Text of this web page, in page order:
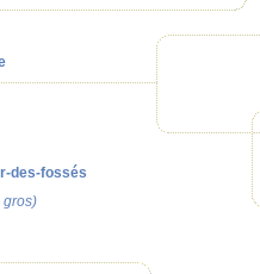
des-fossés
gros)